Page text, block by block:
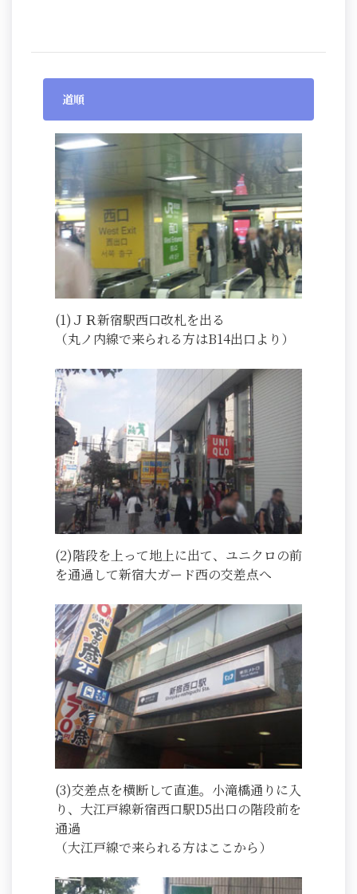
道順
(1)ＪＲ新宿駅西口改札を出る
（丸ノ内線で来られる方はB14出口より）
(2)階段を上って地上に出て、ユニクロの前
を通過して新宿大ガード西の交差点へ
(3)交差点を横断して直進。小滝橋通りに入
り、大江戸線新宿西口駅D5出口の階段前を
通過
（大江戸線で来られる方はここから）